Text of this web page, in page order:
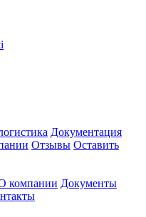
Документация
Отзывы Оставить
компании Документы